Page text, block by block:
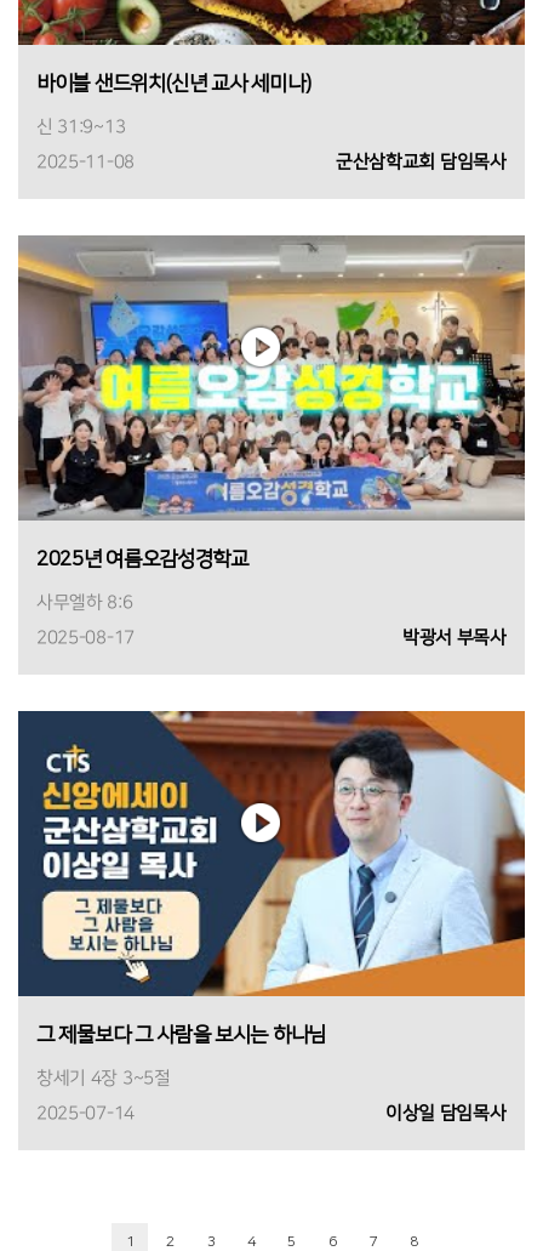
바이블 샌드위치(신년 교사 세미나)
신 31:9~13
2025-11-08
군산삼학교회 담임목사
2025년 여름오감성경학교
사무엘하 8:6
2025-08-17
박광서 부목사
그 제물보다 그 사람을 보시는 하나님
창세기 4장 3~5절
2025-07-14
이상일 담임목사
1 2 3 4 5 6 7 8